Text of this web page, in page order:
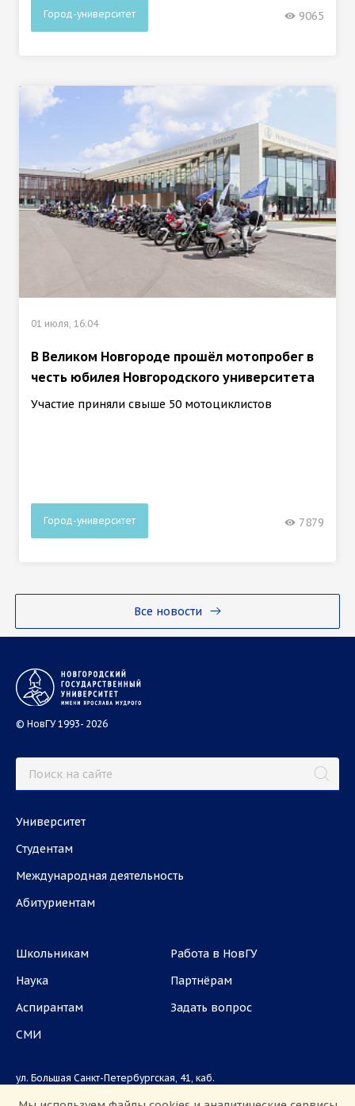
Все новости
Город-университет 9065
01 июля, 16:04
В Великом Новгороде прошёл мотопробег в
честь юбилея Новгородского университета
Участие приняли свыше 50 мотоциклистов
Город-университет 7879
© НовГУ 1993- 2026
Университет
Студентам
Международная деятельность
Абитуриентам
Школьникам
Наука
Аспирантам
СМИ
Работа в НовГУ
Партнёрам
Задать вопрос
ул. Большая Санкт-Петербургская, 41, каб.